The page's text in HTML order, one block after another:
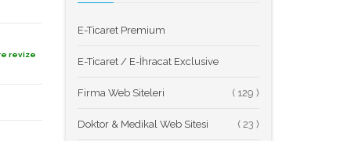
revize
E-Ticaret Premium
E-Ticaret / E-İhracat Exclusive
Firma Web Siteleri (
Doktor & Medikal Web Sitesi (